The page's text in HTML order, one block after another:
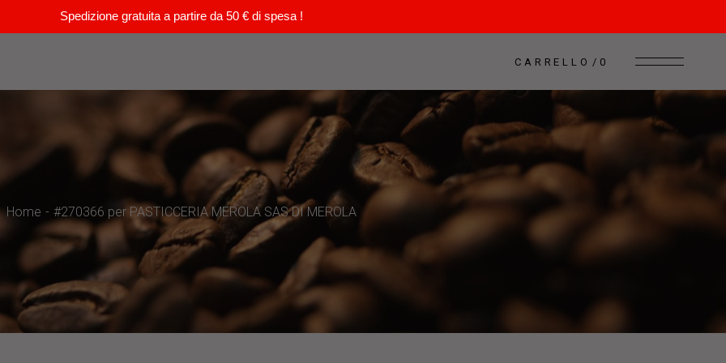
Spedizione gratuita a partire da 50 € di spesa !
CARRELLO 0
Home #270366 per PASTICCERIA MEROLA SAS DI MEROLA